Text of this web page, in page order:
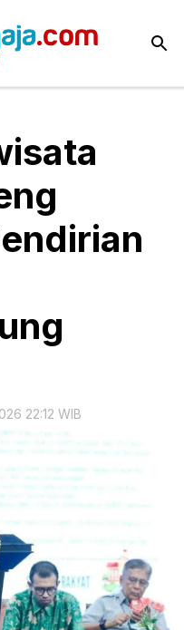
22:12 WIB